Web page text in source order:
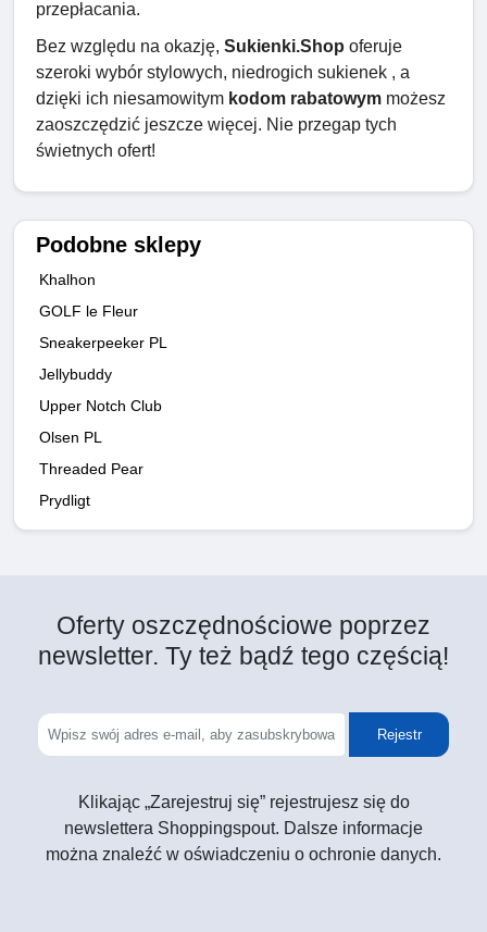
przepłacania.
Bez względu na okazję, Sukienki.Shop oferuje
szeroki wybór stylowych, niedrogich sukienek , a
dzięki ich niesamowitym kodom rabatowym możesz
zaoszczędzić jeszcze więcej. Nie przegap tych
świetnych ofert!
Podobne sklepy
Khalhon
GOLF le Fleur
Sneakerpeeker PL
Jellybuddy
Upper Notch Club
Olsen PL
Threaded Pear
Prydligt
Oferty oszczędnościowe poprzez
newsletter. Ty też bądź tego częścią!
Rejestr
Klikając „Zarejestruj się” rejestrujesz się do
newslettera Shoppingspout. Dalsze informacje
można znaleźć w oświadczeniu o ochronie danych.